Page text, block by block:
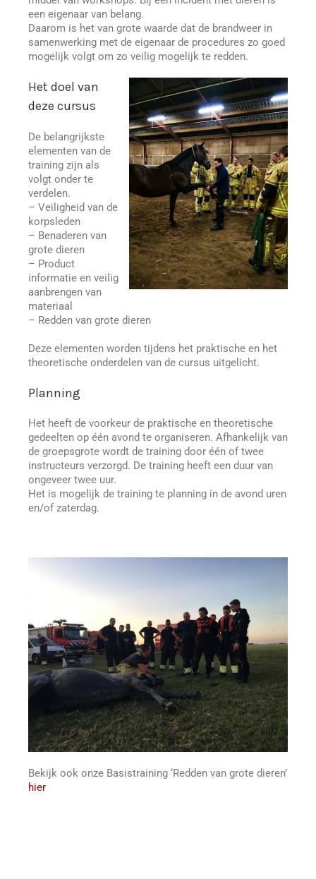
een eigenaar van belang.
Daarom is het van grote waarde dat de brandweer in
samenwerking met de eigenaar de procedures zo goed
mogelijk volgt om zo veilig mogelijk te redden.
Het doel van
deze cursus
De belangrijkste
elementen van de
training zijn als
volgt onder te
verdelen.
– Veiligheid van de
korpsleden
– Benaderen van
grote dieren
– Product
informatie en veilig
aanbrengen van
materiaal
– Redden van grote dieren
Deze elementen worden tijdens het praktische en het
theoretische onderdelen van de cursus uitgelicht.
Planning
Het heeft de voorkeur de praktische en theoretische
gedeelten op één avond te organiseren. Afhankelijk van
de groepsgrote wordt de training door één of twee
instructeurs verzorgd. De training heeft een duur van
ongeveer twee uur.
Het is mogelijk de training te planning in de avond uren
en/of zaterdag.
Bekijk ook onze Basistraining ‘Redden van grote dieren’
hier